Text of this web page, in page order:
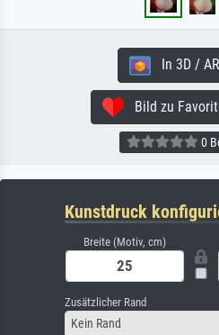
In 3D /
Bild zu
0
Kunstdruck
Breite (Motiv, cm)
Zusätzlicher Rand
Kein Rand